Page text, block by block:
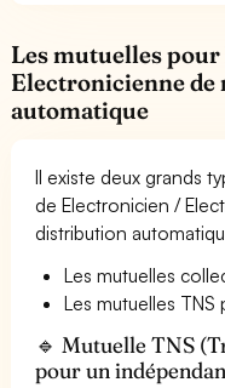
Les mutuelles
Electronicienne
automatique
Il existe deux grands
de Electronicien /
distribution
Les mutuelles
Les mutuelles
🔹 Mutuelle TNS
pour un